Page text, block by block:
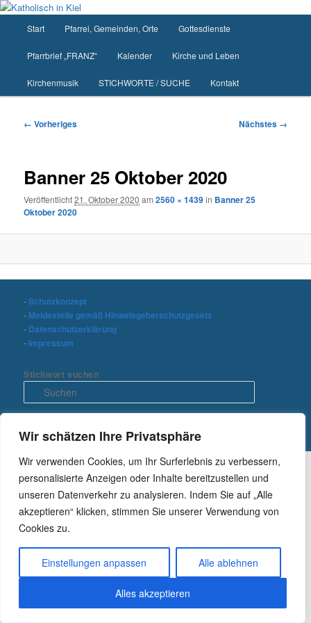
Wir schätzen Ihre Privatsphäre
Wir verwenden Cookies, um Ihr Surferlebnis zu verbessern,
personalisierte Anzeigen oder Inhalte bereitzustellen und
unseren Datenverkehr zu analysieren. Indem Sie auf „Alle
akzeptieren“ klicken, stimmen Sie unserer Verwendung von
Cookies zu.
Einstellungen anpassen Alle ablehnen
Alles akzeptieren
Zum
springen
Start Pfarrei, Gemeinden, Orte Gottesdienste
Pfarrbrief „FRANZ“ Kalender Kirche und Leben
Kirchenmusik STICHWORTE / SUCHE Kontakt
Bilder-
← Vorheriges Nächstes →
Banner 25 Oktober 2020
Veröffentlicht21. Oktober 2020 am2560 × 1439in Banner 25
Oktober 2020
-Schutzkonzept
- Meldestelle gemäß Hinweisgeberschutzgesetz
- Datenschutzerklärung
- Impressum
Stichwort suchen
u
c
e